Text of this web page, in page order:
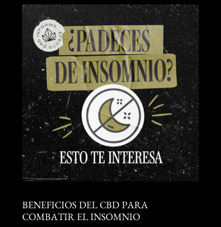
BENEFICIOS DEL CBD PARA
COMBATIR EL INSOMNIO